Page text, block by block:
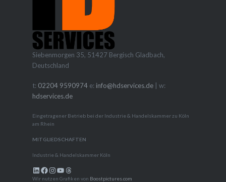
Siebenmorgen 35, 51427 Bergisch Gladbach,
Deutschland
t: 02204 9590974e: info@hdservices.de| w:
hdservices.de
Eingetragener Betrieb bei der Industrie & Handelskammer zu Köln
am Rhein
MITGLIEDSCHAFTEN
Industrie & Handelskammer Köln
LinkedIn Facebook Instagram YouTube Threads
Wir nutzen Grafiken von Boostpictures.com